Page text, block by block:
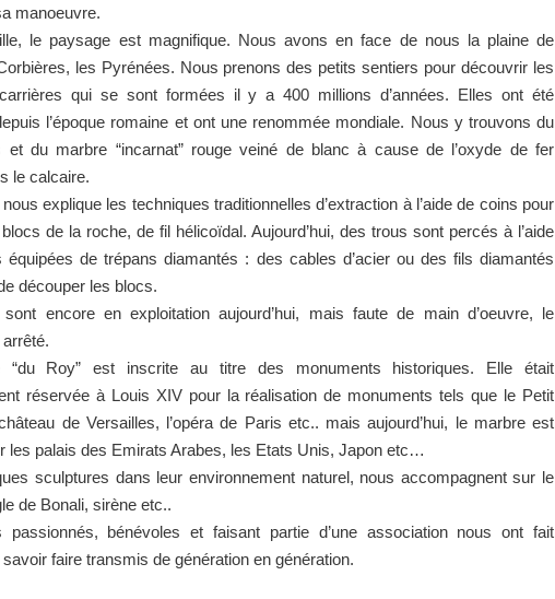
manoeuvre.
le paysage est magnifique. Nous avons en face de nous la plaine de
les Pyrénées. Nous prenons des petits sentiers pour découvrir les
qui se sont formées il y a 400 millions d’années. Elles ont été
l’époque romaine et ont une renommée mondiale. Nous y trouvons du
et du marbre “incarnat” rouge veiné de blanc à cause de l’oxyde de fer
le calcaire.
explique les techniques traditionnelles d’extraction à l’aide de coins pour
de la roche, de fil hélicoïdal. Aujourd’hui, des trous sont percés à l’aide
équipées de trépans diamantés : des cables d’acier ou des fils diamantés
découper les blocs.
encore en exploitation aujourd’hui, mais faute de main d’oeuvre, le
“du Roy” est inscrite au titre des monuments historiques. Elle était
réservée à Louis XIV pour la réalisation de monuments tels que le Petit
de Versailles, l’opéra de Paris etc.. mais aujourd’hui, le marbre est
les palais des Emirats Arabes, les Etats Unis, Japon etc…
sculptures dans leur environnement naturel, nous accompagnent sur le
de Bonali, sirène etc..
passionnés, bénévoles et faisant partie d’une association nous ont fait
faire transmis de génération en génération.